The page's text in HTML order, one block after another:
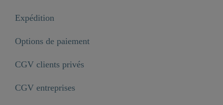
Expédition
Options de paiement
CGV clients privés
CGV entreprises